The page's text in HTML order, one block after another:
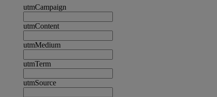
utmCampaign
utmContent
utmMedium
utmTerm
utmSource